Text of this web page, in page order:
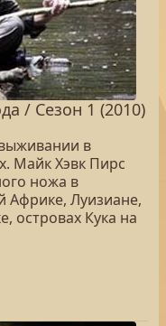
/ Сезон 1 (2010)
в
Майк Хэвк Пирс
ножа в
Африке, Луизиане,
островах Кука на